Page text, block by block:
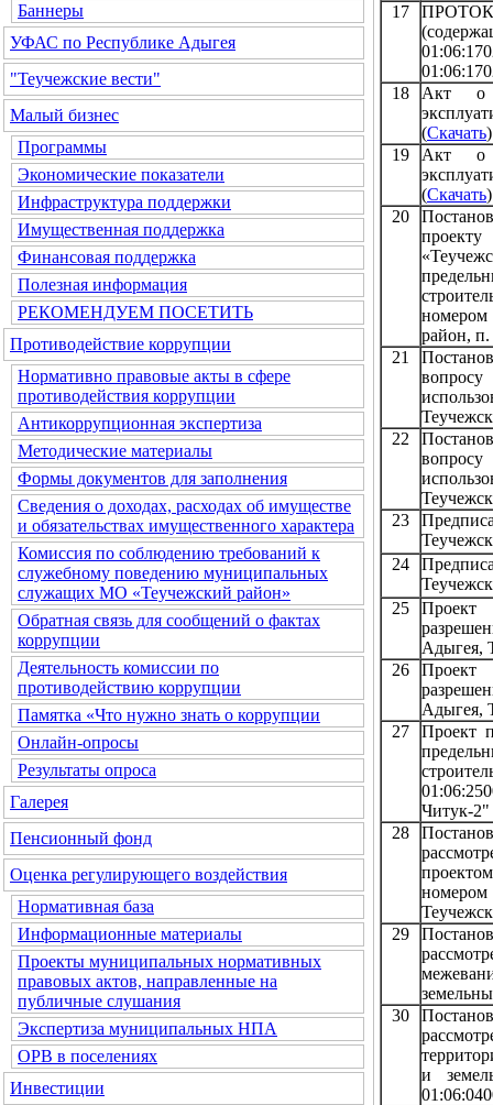
Баннеры
УФАС по Республике Адыгея
"Теучежские вести"
Малый бизнес
Программы
Экономические показатели
Инфраструктура поддержки
Имущественная поддержка
Финансовая поддержка
Полезная информация
РЕКОМЕНДУЕМ ПОСЕТИТЬ
Противодействие коррупции
Нормативно правовые акты в сфере
противодействия коррупции
Антикоррупционная экспертиза
Методические материалы
Формы документов для заполнения
Сведения о доходах, расходах об имуществе
и обязательствах имущественного характера
Комиссия по соблюдению требований к
служебному поведению муниципальных
служащих МО «Теучежский район»
Обратная связь для сообщений о фактах
коррупции
Деятельность комиссии по
противодействию коррупции
Памятка «Что нужно знать о коррупции
Онлайн-опросы
Результаты опроса
Галерея
Пенсионный фонд
Оценка регулирующего воздействия
Нормативная база
Информационные материалы
Проекты муниципальных нормативных
правовых актов, направленные на
публичные слушания
Экспертиза муниципальных НПА
ОРВ в поселениях
Инвестиции
17
18
Акт о
(Скачать)
19
Акт о
(Скачать)
20
номером
район,
21
22
23
24
25
Проект
Адыгея,
26
Проект
Адыгея,
27
Проект
Читук-2"
28
номером
29
30
и